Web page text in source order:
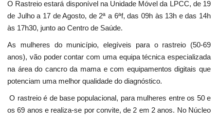
O Rastreio estará disponível na Unidade Móvel da LPCC, de 19
de Julho a 17 de Agosto, de 2ª a 6ªf, das 09h às 13h e das 14h
às 17h30, junto ao Centro de Saúde.
As mulheres do município, elegíveis para o rastreio (50-69
anos), vão poder contar com uma equipa técnica especializada
na área do cancro da mama e com equipamentos digitais que
potenciam uma melhor qualidade do diagnóstico.
O rastreio é de base populacional, para mulheres entre os 50 e
os 69 anos e realiza-se por convite, de 2 em 2 anos. No Núcleo